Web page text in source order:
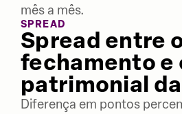
mês a mês.
SPREAD
Spread entre
fechamento e
patrimonial
Diferença em pontos